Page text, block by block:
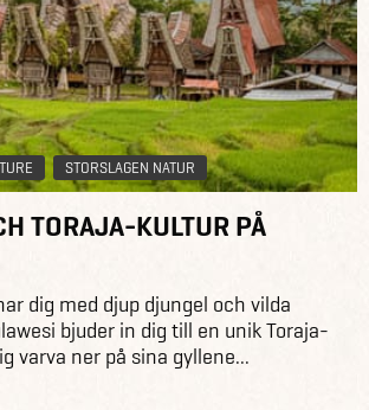
STORSLAGEN NATUR
TORAJA-KULTUR PÅ
dig med djup djungel och vilda
bjuder in dig till en unik Toraja-
varva ner på sina gyllene...